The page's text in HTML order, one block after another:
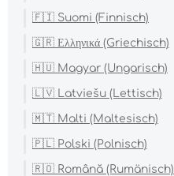
🇫🇮 Suomi (Finnisch)
🇬🇷 Ελληνικά (Griechisch)
🇭🇺 Magyar (Ungarisch)
🇱🇻 Latviešu (Lettisch)
🇲🇹 Malti (Maltesisch)
🇵🇱 Polski (Polnisch)
🇷🇴 Română (Rumänisch)